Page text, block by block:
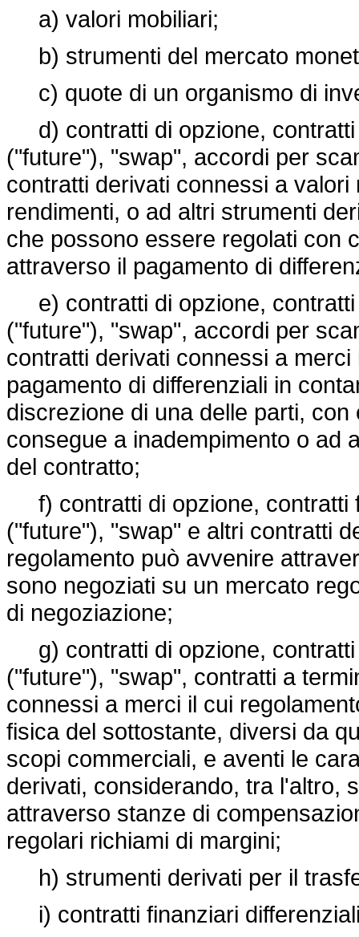
a) valori mobiliari;
b) strumenti del mercato
c) quote di un organismo di
d) contratti di opzione, contratti
("future"), "swap", accordi per
contratti derivati connessi a
rendimenti, o ad altri strumenti
che possono essere regolati con
attraverso il pagamento di
e) contratti di opzione, contratti
("future"), "swap", accordi per
contratti derivati connessi a
pagamento di differenziali in
discrezione di una delle parti,
consegue a inadempimento o ad
del contratto;
f) contratti di opzione, contratti
("future"), "swap" e altri contratti
regolamento può avvenire
sono negoziati su un mercato
di negoziazione;
g) contratti di opzione, contratti
("future"), "swap", contratti a
connessi a merci il cui
fisica del sottostante, diversi da
scopi commerciali, e aventi le
derivati, considerando, tra l'altro,
attraverso stanze di
regolari richiami di margini;
h) strumenti derivati per il
i) contratti finanziari